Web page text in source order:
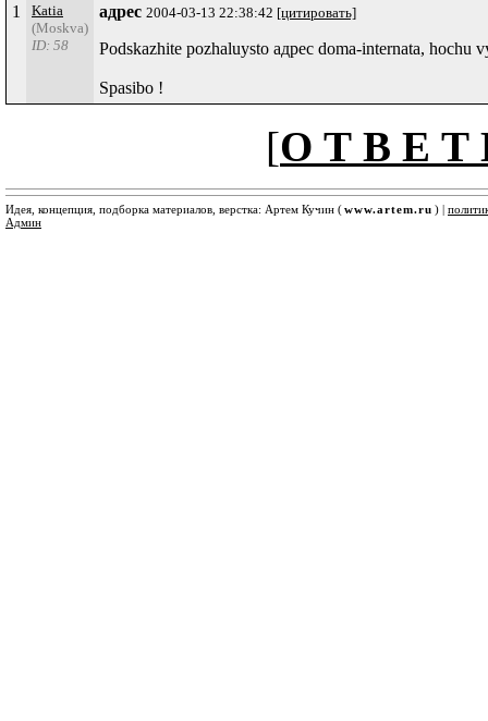
1
Katia
(Moskva)
ID: 58
адрес 2004-03-13 22:38:42 [цитировать]
Podskazhite pozhaluysto адрес doma-internata, hochu
Spasibo !
[О Т В Е Т
Идея, концепция, подборка материалов, верстка: Артем Кучин (www.artem.ru ) |
Админ